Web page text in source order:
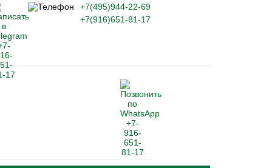
+7(495)944-22-69
+7(916)651-81-17